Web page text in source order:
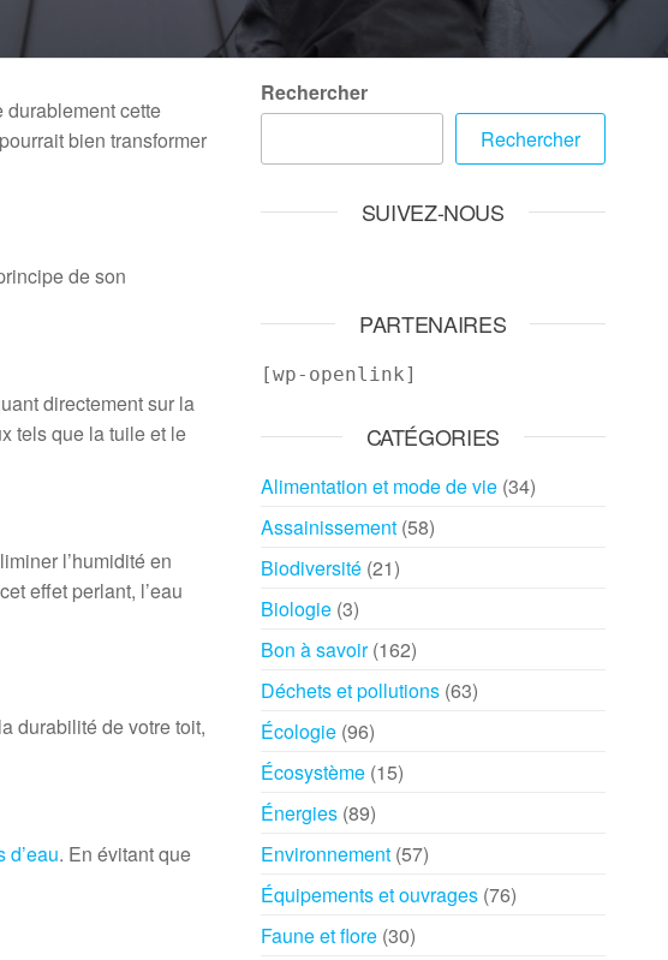
durablement cette
bien transformer
de son
directement sur la
tels que la tuile et le
l’humidité en
effet perlant, l’eau
durabilité de votre toit,
d’eau. En évitant que
Rechercher
Rechercher
SUIVEZ-NOUS
PARTENAIRES
[wp-openlink]
CATÉGORIES
Alimentation et mode de vie(34)
Assainissement(58)
Biodiversité(21)
Biologie(3)
Bon à savoir(162)
Déchets et pollutions(63)
Écologie(96)
Écosystème(15)
Énergies(89)
Environnement(57)
Équipements et ouvrages(76)
Faune et flore(30)